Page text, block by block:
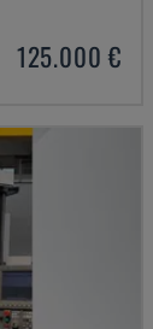
125.000 €